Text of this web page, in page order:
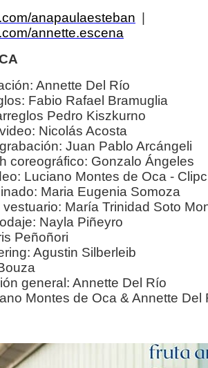
anapaulaesteban
annette.escena
Annette Del Río
Fabio Rafael Bramuglia
Pedro Kiszkurno
Nicolás Acosta
Juan Pablo Arcángeli
coreográfico: Gonzalo Ángeles
Luciano Montes de Oca -
Maria Eugenia Somoza
María Trinidad Soto
Nayla Piñeyro
Peñoñori
Agustin Silberleib
general: Annette Del Río
Montes de Oca & Annette Del